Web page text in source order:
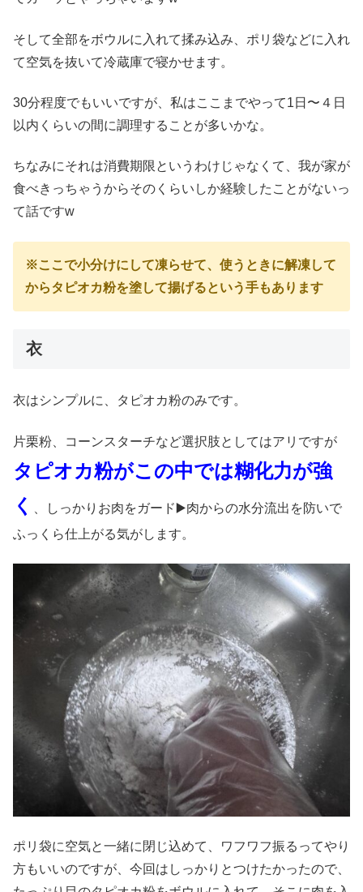
そして全部をボウルに入れて揉み込み、ポリ袋などに入れ
て空気を抜いて冷蔵庫で寝かせます。
30分程度でもいいですが、私はここまでやって1日〜４日
以内くらいの間に調理することが多いかな。
ちなみにそれは消費期限というわけじゃなくて、我が家が
食べきっちゃうからそのくらいしか経験したことがないっ
て話ですw
※ここで小分けにして凍らせて、使うときに解凍して
からタピオカ粉を塗して揚げるという手もあります
衣
衣はシンプルに、タピオカ粉のみです。
片栗粉、コーンスターチなど選択肢としてはアリですが
タピオカ粉がこの中では糊化力が強
く
、しっかりお肉をガード▶️肉からの水分流出を防いで
ふっくら仕上がる気がします。
ポリ袋に空気と一緒に閉じ込めて、ワフワフ振るってやり
方もいいのですが、今回はしっかりとつけたかったので、